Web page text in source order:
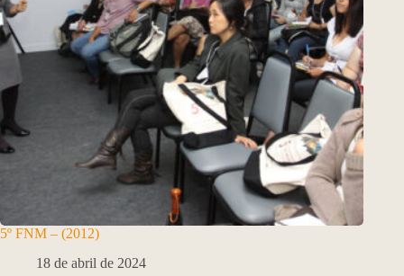
5º FNM – (2012)
18 de abril de 2024